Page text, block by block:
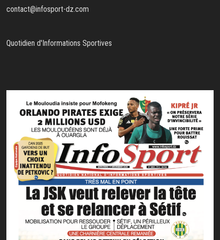
contact@infosport-dz.com
Quotidien d'Informations Sportives